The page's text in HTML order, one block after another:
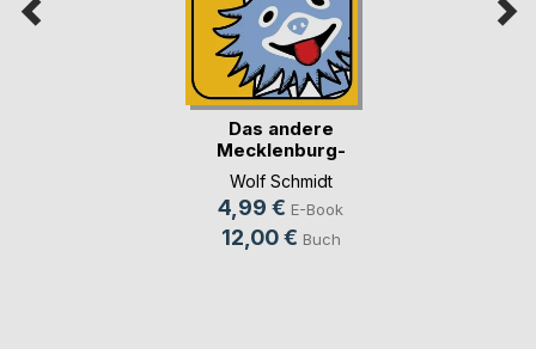
Das andere
Mecklenburg-
Vorpommern
Wolf Schmidt
4,99 € E-Book
12,00 € Buch